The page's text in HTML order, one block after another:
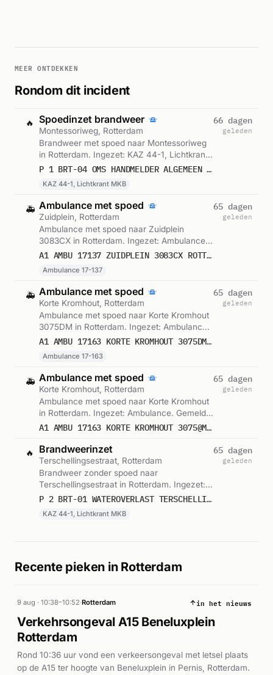
MEER ONTDEKKEN
Rondom dit incident
🔥 Spoedinzet brandweer
Montessoriweg, Rotterdam
Brandweer met spoed naar Montessoriweg
in Rotterdam. Ingezet: KAZ 44-1, Lichtkrant
MKB. Gemeld om 17:16.
P 1 BRT-04 OMS HANDMELDER ALGEMEEN IKAZIA (BRW) MONTESSORIWEG ROTTERDAM 173431
KAZ 44-1, Lichtkrant MKB
66 dagen
geleden
🚑 Ambulance met spoed
Zuidplein, Rotterdam
Ambulance met spoed naar Zuidplein
3083CX in Rotterdam. Ingezet: Ambulance
17-137. Gemeld om 17:42.
A1 AMBU 17137 ZUIDPLEIN 3083CX ROTTERDAM ROTTDM BON 86066
Ambulance 17-137
65 dagen
geleden
🚑 Ambulance met spoed
Korte Kromhout, Rotterdam
Ambulance met spoed naar Korte Kromhout
3075DM in Rotterdam. Ingezet: Ambulance
17-163. Gemeld om 17:46.
A1 AMBU 17163 KORTE KROMHOUT 3075DM ROTTERDAM ROTTDM BON 86068
Ambulance 17-163
65 dagen
geleden
🚑 Ambulance met spoed
Korte Kromhout, Rotterdam
Ambulance met spoed naar Korte Kromhout
in Rotterdam. Ingezet: Ambulance. Gemeld
om 17:46.
A1 AMBU 17163 KORTE KROMHOUT 3075@M ROTTERDAM ROTTDM BON 86068
65 dagen
geleden
🔥 Brandweerinzet
Terschellingsestraat, Rotterdam
Brandweer zonder spoed naar
Terschellingsestraat in Rotterdam. Ingezet:
KAZ 44-1, Lichtkrant MKB. Gemeld om
P 2 BRT-01 WATEROVERLAST TERSCHELLINGSESTRAAT ROTTERDAM 173431
KAZ 44-1, Lichtkrant MKB
65 dagen
geleden
Recente pieken in Rotterdam
9 aug · 10:38–10:52·Rotterdam in het nieuws
Verkehrsongeval A15 Beneluxplein
Rotterdam
Rond 10:36 uur vond een verkeersongeval met letsel plaats
op de A15 ter hoogte van Beneluxplein in Pernis, Rotterdam.